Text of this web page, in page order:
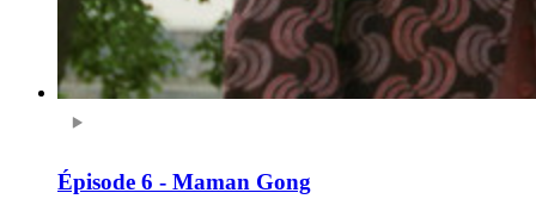
Épisode 6 - Maman Gong